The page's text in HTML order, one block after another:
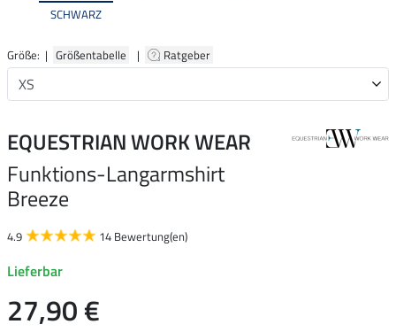
SCHWARZ
Größe: | Größentabelle | Ratgeber
EQUESTRIAN WORK WEAR
Funktions-Langarmshirt
Breeze
4.9 14 Bewertung(en)
Lieferbar
27,90 €